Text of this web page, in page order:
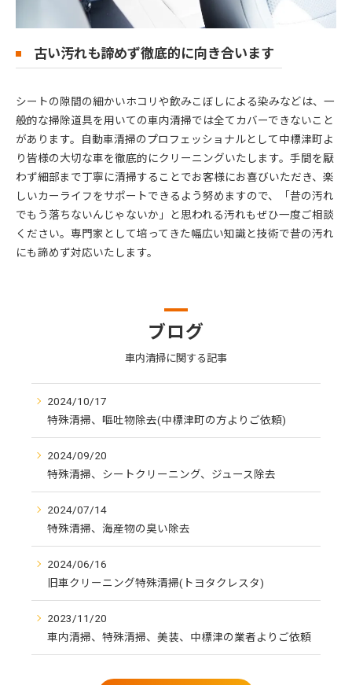
古い汚れも諦めず徹底的に向き合います
シートの隙間の細かいホコリや飲みこぼしによる染みなどは、一
般的な掃除道具を用いての車内清掃では全てカバーできないこと
があります。自動車清掃のプロフェッショナルとして中標津町よ
り皆様の大切な車を徹底的にクリーニングいたします。手間を厭
わず細部まで丁寧に清掃することでお客様にお喜びいただき、楽
しいカーライフをサポートできるよう努めますので、「昔の汚れ
でもう落ちないんじゃないか」と思われる汚れもぜひ一度ご相談
ください。専門家として培ってきた幅広い知識と技術で昔の汚れ
にも諦めず対応いたします。
ブログ
車内清掃に関する記事
2024/10/17
特殊清掃、嘔吐物除去(中標津町の方よりご依頼)
2024/09/20
特殊清掃、シートクリーニング、ジュース除去
2024/07/14
特殊清掃、海産物の臭い除去
2024/06/16
旧車クリーニング特殊清掃(トヨタクレスタ)
2023/11/20
車内清掃、特殊清掃、美装、中標津の業者よりご依頼